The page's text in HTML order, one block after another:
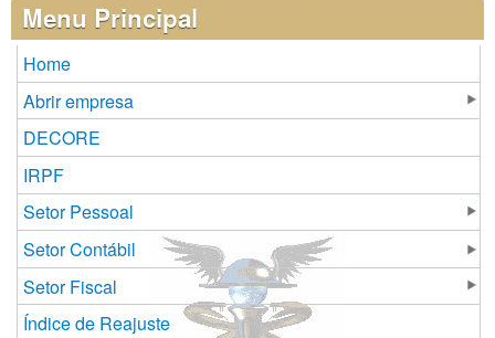
Menu Principal
Home
Abrir empresa
DECORE
IRPF
Setor Pessoal
Setor Contábil
Setor Fiscal
Índice de Reajuste